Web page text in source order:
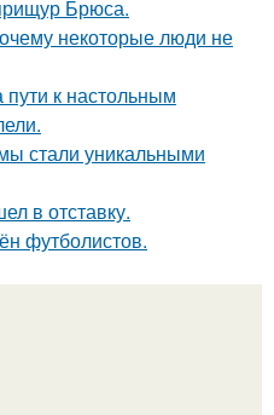
Брюса.
некоторые люди не
к настольным
стали уникальными
в отставку.
футболистов.